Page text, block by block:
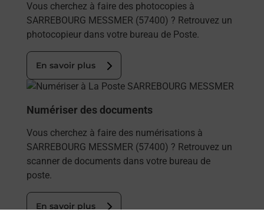
Vous cherchez à faire des photocopies à
SARREBOURG MESSMER (57400) ? Retrouvez un
photocopieur dans votre bureau de Poste.
En savoir plus
En savoir plus
Numériser des documents
Vous cherchez à faire des numérisations à
SARREBOURG MESSMER (57400) ? Retrouvez un
scanner de documents dans votre bureau de
poste.
En savoir plus